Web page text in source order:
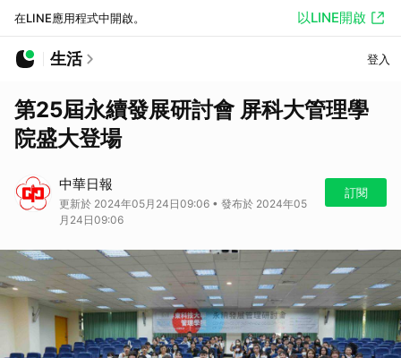
在LINE應用程式中開啟。 以LINE開啟
生活 登入
第25屆永續發展研討會 屏科大管理學
院盛大登場
中華日報
更新於 2024年05月24日09:06 • 發布於 2024年05
月24日09:06
訂閱